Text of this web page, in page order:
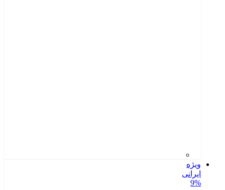
ویژه
ایرانی
9%